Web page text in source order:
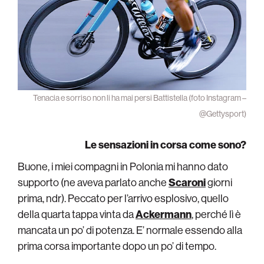
Tenacia e sorriso non li ha mai persi Battistella (foto Instagram –
@Gettysport)
Le sensazioni in corsa come sono?
Buone, i miei compagni in Polonia mi hanno dato
supporto (ne aveva parlato ancheScaronigiorni
prima, ndr). Peccato per l’arrivo esplosivo, quello
della quarta tappa vinta daAckermann, perché lì è
mancata un po’ di potenza. E’ normale essendo alla
prima corsa importante dopo un po’ di tempo.